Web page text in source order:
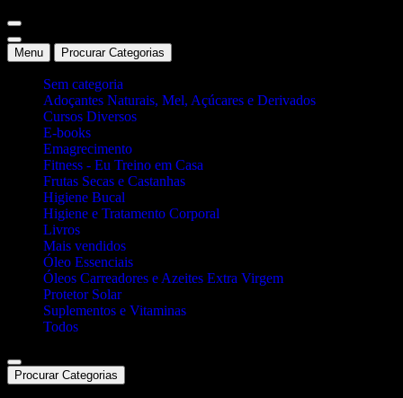
Menu Procurar Categorias
Sem categoria
Adoçantes Naturais, Mel, Açúcares e Derivados
Cursos Diversos
E-books
Emagrecimento
Fitness - Eu Treino em Casa
Frutas Secas e Castanhas
Higiene Bucal
Higiene e Tratamento Corporal
Livros
Mais vendidos
Óleo Essenciais
Óleos Carreadores e Azeites Extra Virgem
Protetor Solar
Suplementos e Vitaminas
Todos
Procurar Categorias